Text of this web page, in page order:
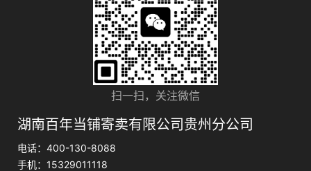
扫一扫，关注微信
湖南百年当铺寄卖有限公司贵州分公司
电话：400-130-8088
手机：15329011118